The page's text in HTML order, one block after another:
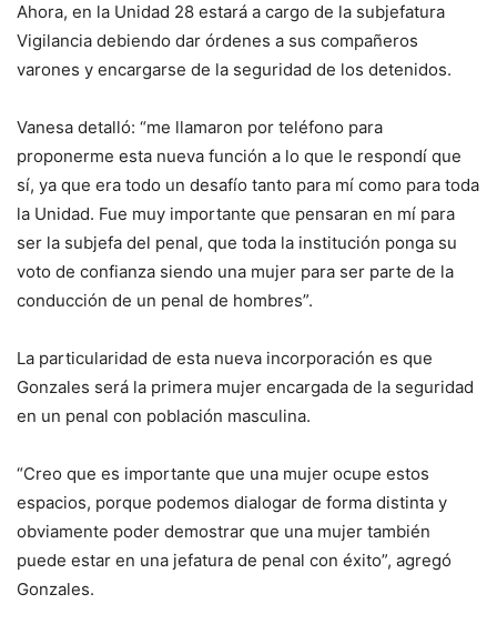
Ahora, en la Unidad 28 estará a cargo de la subjefatura
Vigilancia debiendo dar órdenes a sus compañeros
varones y encargarse de la seguridad de los detenidos.
Vanesa detalló: “me llamaron por teléfono para
proponerme esta nueva función a lo que le respondí que
sí, ya que era todo un desafío tanto para mí como para toda
la Unidad. Fue muy importante que pensaran en mí para
ser la subjefa del penal, que toda la institución ponga su
voto de confianza siendo una mujer para ser parte de la
conducción de un penal de hombres”.
La particularidad de esta nueva incorporación es que
Gonzales será la primera mujer encargada de la seguridad
en un penal con población masculina.
“Creo que es importante que una mujer ocupe estos
espacios, porque podemos dialogar de forma distinta y
obviamente poder demostrar que una mujer también
puede estar en una jefatura de penal con éxito”, agregó
Gonzales.